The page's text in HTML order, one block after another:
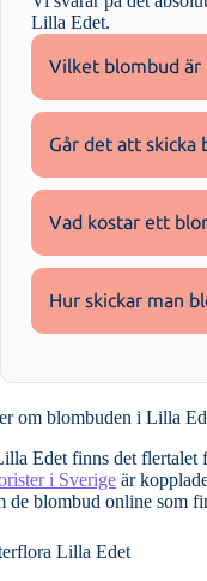
Lilla Edet.
Vilket blombud är
Går det att skicka
Vad kostar ett
Hur skickar man
om blombuden i Lilla
Edet finns det flertalet
i Sverige är
de blombud online som
Lilla Edet